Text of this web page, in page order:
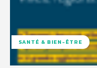
SANTÉ & BIEN-ÊTRE